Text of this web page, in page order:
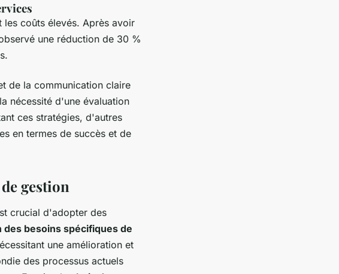
coûts élevés. Après avoir
une réduction de 30 %
de la communication claire
nécessité d'une évaluation
ces stratégies, d'autres
en termes de succès et de
gestion
crucial d'adopter des
des besoins spécifiques de
une amélioration et
des processus actuels